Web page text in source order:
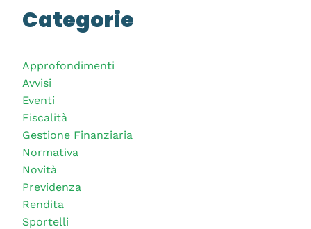
Categorie
Approfondimenti
Avvisi
Eventi
Fiscalità
Gestione Finanziaria
Normativa
Novità
Previdenza
Rendita
Sportelli